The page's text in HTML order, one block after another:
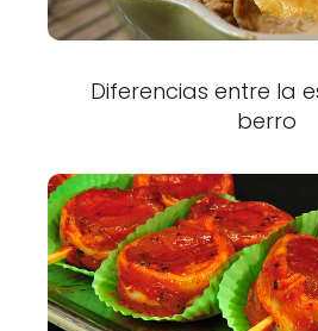
Diferencias entre la
berro